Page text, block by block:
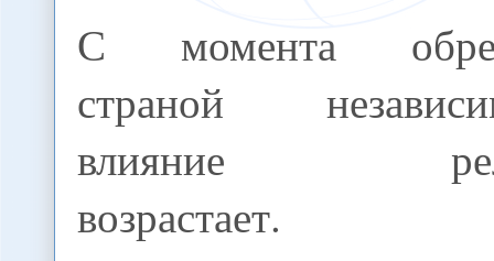
С момента
страной
влияние
возрастает.